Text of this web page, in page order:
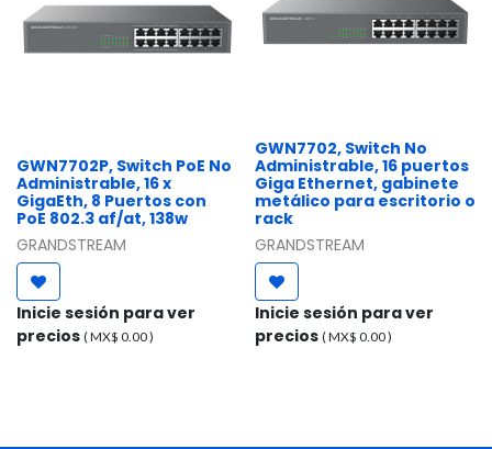
GWN7702P, Switch PoE No
Administrable, 16 x
GigaEth, 8 Puertos con
PoE 802.3 af/at, 138w
GRANDSTREAM
Inicie sesión para ver
precios ( MX$ 0.00)
GWN7702, Switch No
Administrable, 16 puertos
Giga Ethernet, gabinete
metálico para escritorio o
rack
GRANDSTREAM
Inicie sesión para ver
precios ( MX$ 0.00)